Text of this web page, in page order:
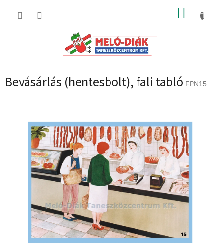
KOSÁR
Bevásárlás (hentesbolt), fali tabló FPN15